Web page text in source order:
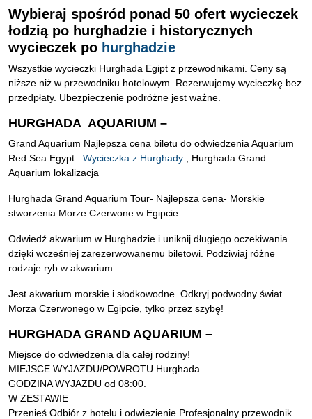
Wybieraj spośród ponad 50 ofert wycieczek
łodzią po hurghadzie i historycznych
wycieczek po hurghadzie
Wszystkie wycieczki Hurghada Egipt z przewodnikami. Ceny są
niższe niż w przewodniku hotelowym. Rezerwujemy wycieczkę bez
przedpłaty. Ubezpieczenie podróżne jest ważne.
HURGHADA AQUARIUM –
Grand Aquarium Najlepsza cena biletu do odwiedzenia Aquarium
Red Sea Egypt. Wycieczka z Hurghady
, Hurghada Grand
Aquarium lokalizacja
Hurghada Grand Aquarium Tour- Najlepsza cena- Morskie
stworzenia Morze Czerwone w Egipcie
Odwiedź akwarium w Hurghadzie i uniknij długiego oczekiwania
dzięki wcześniej zarezerwowanemu biletowi. Podziwiaj różne
rodzaje ryb w akwarium.
Jest akwarium morskie i słodkowodne. Odkryj podwodny świat
Morza Czerwonego w Egipcie, tylko przez szybę!
HURGHADA GRAND AQUARIUM –
Miejsce do odwiedzenia dla całej rodziny!
MIEJSCE WYJAZDU/POWROTU Hurghada
GODZINA WYJAZDU od 08:00.
W ZESTAWIE
Przenieś Odbiór z hotelu i odwiezienie Profesjonalny przewodnik